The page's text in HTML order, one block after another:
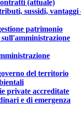
(attuale)
sussidi, vantaggi
patrimonio
del territorio
private accreditate
e di emergenza